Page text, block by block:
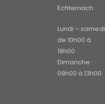
Echternach
Lundi – samedi
de 10h00 à
18h00
Dimanche :
09h00 à 13h00